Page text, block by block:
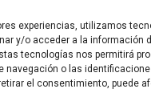
experiencias, utilizamos
y/o acceder a la información
tecnologías nos permitirá
navegación o las
el consentimiento, puede
chicas